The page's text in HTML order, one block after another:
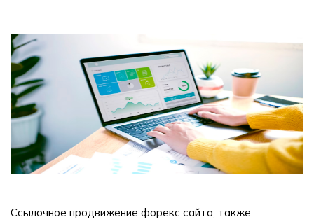
Ссылочное продвижение форекс сайта, также